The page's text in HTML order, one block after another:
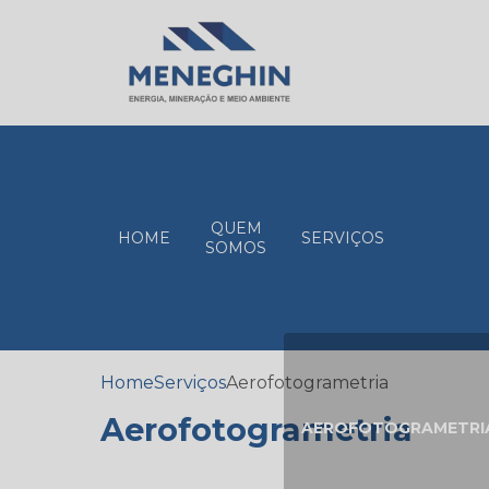
HOME
QUEM
SOMOS
SERVIÇOS
HomeServiçosAerofotogrametria
Aerofotogrametria